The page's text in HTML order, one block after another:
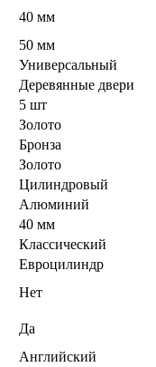
40 мм
50 мм
Универсальный
Деревянные двери
5 шт
Золото
Бронза
Золото
Цилиндровый
Алюминий
40 мм
Классический
Евроцилиндр
Нет
Да
Английский